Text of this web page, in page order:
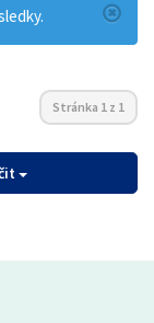
Stránka 1 z 1